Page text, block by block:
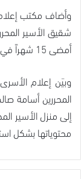
وأضاف مكتب
شقيق الأسير
أمضى 15 شهراً في الأسر.
وبيَن إعلام
محتوياتها بشكل